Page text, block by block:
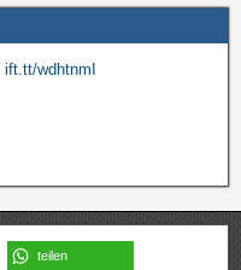
ift.tt/wdhtnmI
teilen